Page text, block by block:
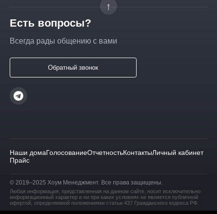
↑
Есть вопросы?
Всегда рады общению с вами
Обратный звонок
Наши домаГолосованиеОтчетностьКонтактыЛичный кабинет
Прайс
© 2019–2025 Хоум Менеджмент. Все права защищены.
Любая информация, представленная на данном сайте, носит исключительно
информационный характер и ни при каких условиях не является публичной
офертой, определяемой положениями статьи 437 Гражданского кодекса РФ.